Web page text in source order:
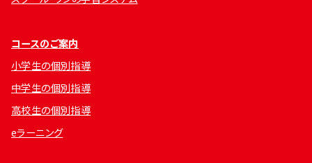
コースのご案内
小学生の個別指導
中学生の個別指導
高校生の個別指導
eラーニング